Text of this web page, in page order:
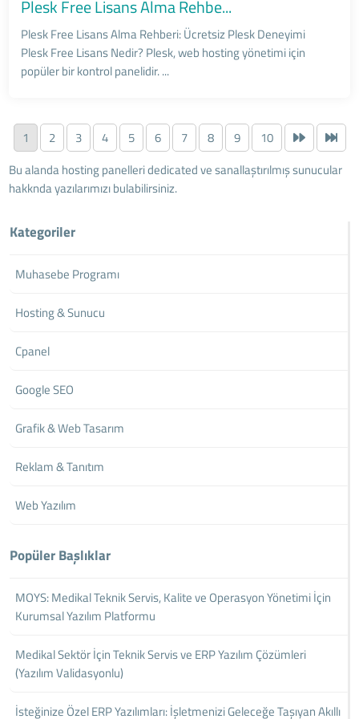
Plesk Free Lisans Alma Rehbe...
Plesk Free Lisans Alma Rehberi: Ücretsiz Plesk Deneyimi
Plesk Free Lisans Nedir? Plesk, web hosting yönetimi için
popüler bir kontrol panelidir. ...
1 2 3 4 5 6 7 8 9
10
Bu alanda hosting panelleri dedicated ve sanallaştırılmış sunucular
hakknda yazılarımızı bulabilirsiniz.
Kategoriler
Muhasebe Programı
Hosting & Sunucu
Cpanel
Google SEO
Grafik & Web Tasarım
Reklam & Tanıtım
Web Yazılım
Popüler Başlıklar
MOYS: Medikal Teknik Servis, Kalite ve Operasyon Yönetimi İçin
Kurumsal Yazılım Platformu
Medikal Sektör İçin Teknik Servis ve ERP Yazılım Çözümleri
(Yazılım Validasyonlu)
İsteğinize Özel ERP Yazılımları: İşletmenizi Geleceğe Taşıyan Akıllı